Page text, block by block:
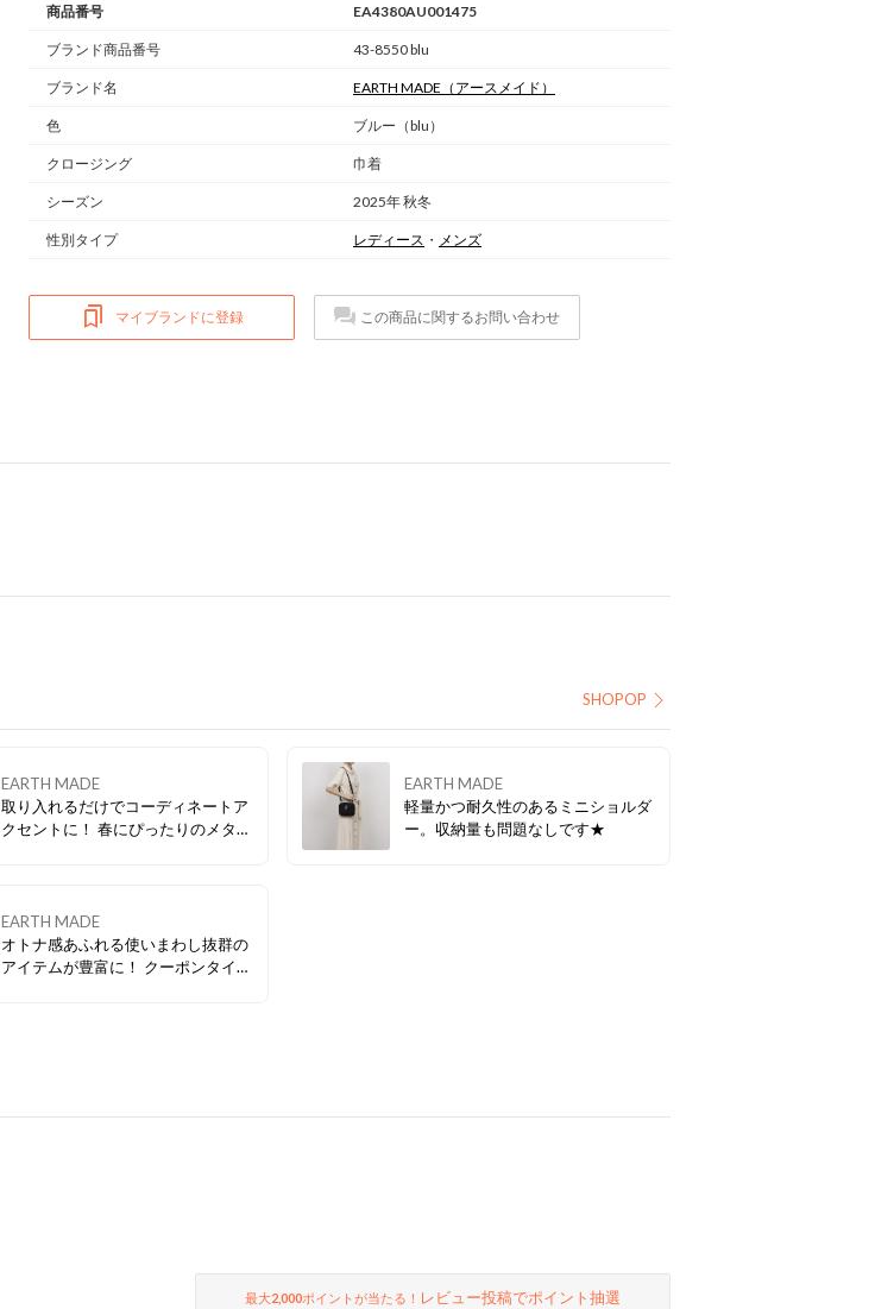
商品番号 EA4380AU001475
ブランド商品番号 43-8550 blu
ブランド名 EARTH MADE （アースメイド）
色 ブルー（blu）
クロージング 巾着
シーズン 2025年 秋冬
性別タイプ レディース ・ メンズ
マイブランドに登録 この商品に関するお問い合わせ
SHOPOP
EARTH MADE
取り入れるだけでコーディネートア
クセントに！ 春にぴったりのメタリ
EARTH MADE
軽量かつ耐久性のあるミニショルダ
ー。収納量も問題なしです★
EARTH MADE
オトナ感あふれる使いまわし抜群の
アイテムが豊富に！ クーポンタイム
最大2,000ポイントが当たる！ レビュー投稿でポイント抽選